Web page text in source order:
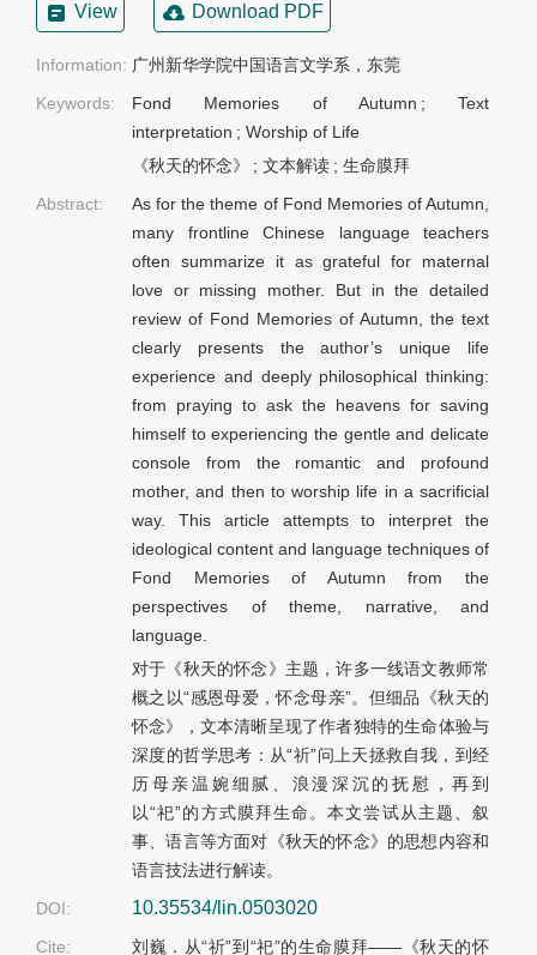
View Download PDF
Information: 广州新华学院中国语言文学系，东莞
Keywords:
Fond Memories of Autumn ;Text
interpretation ; Worship of Life
《秋天的怀念》
; 文本解读 ; 生命膜拜
Abstract:
As for the theme of Fond Memories of Autumn,
many frontline Chinese language teachers
often summarize it as grateful for maternal
love or missing mother. But in the detailed
review of Fond Memories of Autumn, the text
clearly presents the author’s unique life
experience and deeply philosophical thinking:
from praying to ask the heavens for saving
himself to experiencing the gentle and delicate
console from the romantic and profound
mother, and then to worship life in a sacrificial
way. This article attempts to interpret the
ideological content and language techniques of
Fond Memories of Autumn from the
perspectives of theme, narrative, and
language.
对于《秋天的怀念》主题，许多一线语文教师常
概之以“感恩母爱，怀念母亲”。但细品《秋天的
怀念》，文本清晰呈现了作者独特的生命体验与
深度的哲学思考：从“祈”问上天拯救自我，到经
历母亲温婉细腻、浪漫深沉的抚慰，再到
以“祀”的方式膜拜生命。本文尝试从主题、叙
事、语言等方面对《秋天的怀念》的思想内容和
语言技法进行解读。
DOI:
10.35534/lin.0503020
Cite:
刘巍．从“祈”到“祀”的生命膜拜——《秋天的怀